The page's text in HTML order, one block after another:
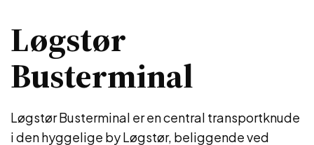
Løgstør
Busterminal
Løgstør Busterminal er en central transportknude
i den hyggelige by Løgstør, beliggende ved